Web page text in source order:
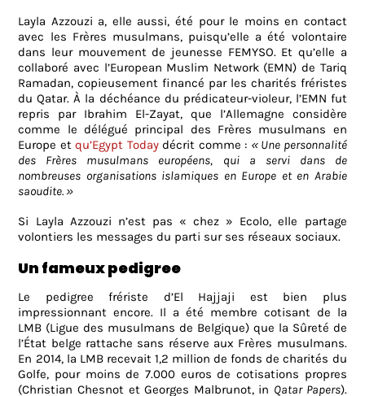
Layla Azzouzi a, elle aussi, été pour le moins en contact
avec les Frères musulmans, puisqu’elle a été volontaire
dans leur mouvement de jeunesse FEMYSO. Et qu’elle a
collaboré avec l’European Muslim Network (EMN) de Tariq
Ramadan, copieusement financé par les charités fréristes
du Qatar. À la déchéance du prédicateur-violeur, l’EMN fut
repris par Ibrahim El-Zayat, que l’Allemagne considère
comme le délégué principal des Frères musulmans en
Europe etqu’Egypt Todaydécrit comme : « Une personnalité
des Frères musulmans européens, qui a servi dans de
nombreuses organisations islamiques en Europe et en Arabie
saoudite. »
Si Layla Azzouzi n’est pas « chez » Ecolo, elle partage
volontiers les messages du parti sur ses réseaux sociaux.
Un fameux pedigree
Le pedigree frériste d’El Hajjaji est bien plus
impressionnant encore. Il a été membre cotisant de la
LMB (Ligue des musulmans de Belgique) que la Sûreté de
l’État belge rattache sans réserve aux Frères musulmans.
En 2014, la LMB recevait 1,2 million de fonds de charités du
Golfe, pour moins de 7.000 euros de cotisations propres
(Christian Chesnot et Georges Malbrunot, in Qatar Papers).